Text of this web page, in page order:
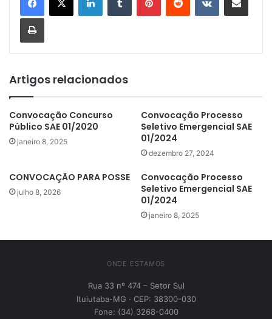
Imprimir
Artigos relacionados
Convocação Concurso
Público SAE 01/2020
janeiro 8, 2025
Convocação Processo
Seletivo Emergencial SAE
01/2024
dezembro 27, 2024
CONVOCAÇÃO PARA POSSE
julho 8, 2026
Convocação Processo
Seletivo Emergencial SAE
01/2024
janeiro 8, 2025
ONDE ESTAMOS
Rua 33 nº 474 – Setor Sul
Ituiutaba-MG · CEP: 38300-030
Fone: (34) 3268-0400